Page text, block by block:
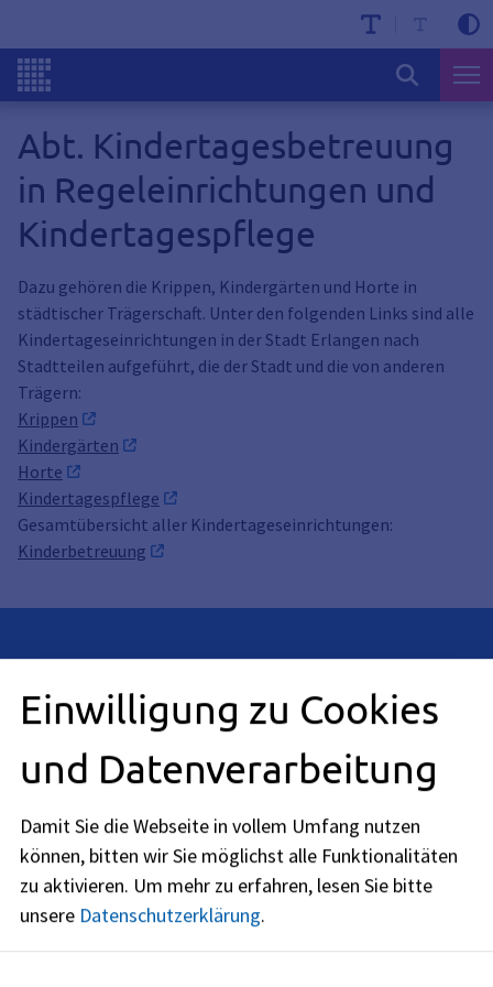
Abt. Kindertagesbetreuung
in Regeleinrichtungen und
Kindertagespflege
Dazu gehören die Krippen, Kindergärten und Horte in
städtischer Trägerschaft. Unter den folgenden Links sind alle
Kindertageseinrichtungen in der Stadt Erlangen nach
Stadtteilen aufgeführt, die der Stadt und die von anderen
Trägern:
Krippen
Kindergärten
Horte
Kindertagespflege
Gesamtübersicht aller Kindertageseinrichtungen:
Kinderbetreuung
Rathausplatz 1
jetzt geöffnet
Montag:
09:30-15:00Uhr
Dienstag:
Einwilligung zu Cookies
und Datenverarbeitung
Damit Sie die Webseite in vollem Umfang nutzen
können, bitten wir Sie möglichst alle Funktionalitäten
zu aktivieren. Um mehr zu erfahren, lesen Sie bitte
unsere Datenschutzerklärung.